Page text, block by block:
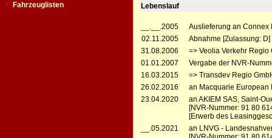
Fahrzeuglisten
Lebenslauf
__.__.2005
Auslieferung an Connex
02.11.2005
Abnahme [Zulassung: D]
31.08.2006
=> Veolia Verkehr
01.01.2007
Vergabe der NVR-
16.03.2015
=> Transdev Regio
26.02.2016
an Macquarie European
23.04.2020
an AKIEM SAS, Saint-
[NVR-Nummer: 91 80
[Erwerb des
__.05.2021
an LNVG -